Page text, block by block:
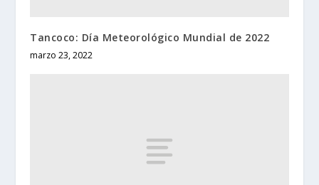
Tancoco: Día Meteorológico Mundial de 2022
marzo 23, 2022